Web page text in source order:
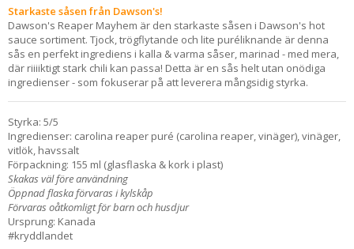
Starkaste såsen från Dawson's!
Dawson's Reaper Mayhem är den starkaste såsen i Dawson's hot
sauce sortiment. Tjock, trögflytande och lite puréliknande är denna
sås en perfekt ingrediens i kalla & varma såser, marinad - med mera,
där riiiiktigt stark chili kan passa! Detta är en sås helt utan onödiga
ingredienser - som fokuserar på att leverera mångsidig styrka.
Styrka: 5/5
Ingredienser: carolina reaper puré (carolina reaper, vinäger), vinäger,
vitlök, havssalt
Förpackning: 155 ml (glasflaska & kork i plast)
Skakas väl före användning
Öppnad flaska förvaras i kylskåp
Förvaras oåtkomligt för barn och husdjur
Ursprung: Kanada
#kryddlandet